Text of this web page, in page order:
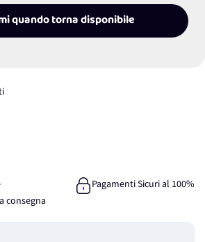
quando torna disponibile
Pagamenti Sicuri al 100%
consegna